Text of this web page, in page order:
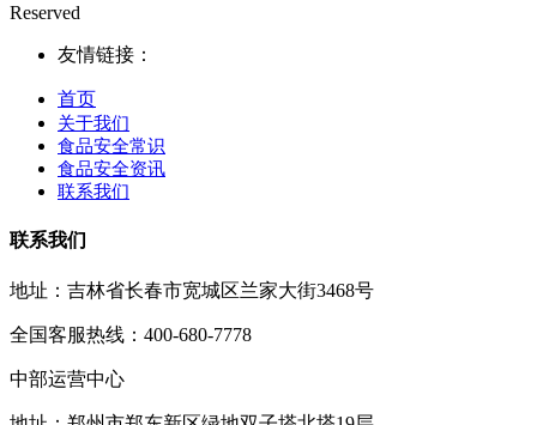
Reserved
友情链接：
首页
关于我们
食品安全常识
食品安全资讯
联系我们
联系我们
地址：吉林省长春市宽城区兰家大街3468号
全国客服热线：400-680-7778
中部运营中心